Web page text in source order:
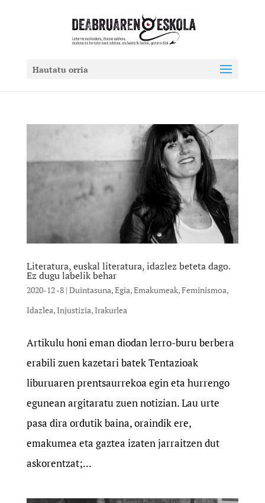
Hautatu orria
Literatura, euskal literatura, idazlez beteta dago.
Ez dugu labelik behar
2020-12 -8| Duintasuna,Egia,Emakumeak,Feminismoa,
Idazlea,Injustizia,Irakurlea
Artikulu honi eman diodan lerro-buru berbera
erabili zuen kazetari batek Tentazioak
liburuaren prentsaurrekoa egin eta hurrengo
egunean argitaratu zuen notizian. Lau urte
pasa dira ordutik baina, oraindik ere,
emakumea eta gaztea izaten jarraitzen dut
askorentzat;...